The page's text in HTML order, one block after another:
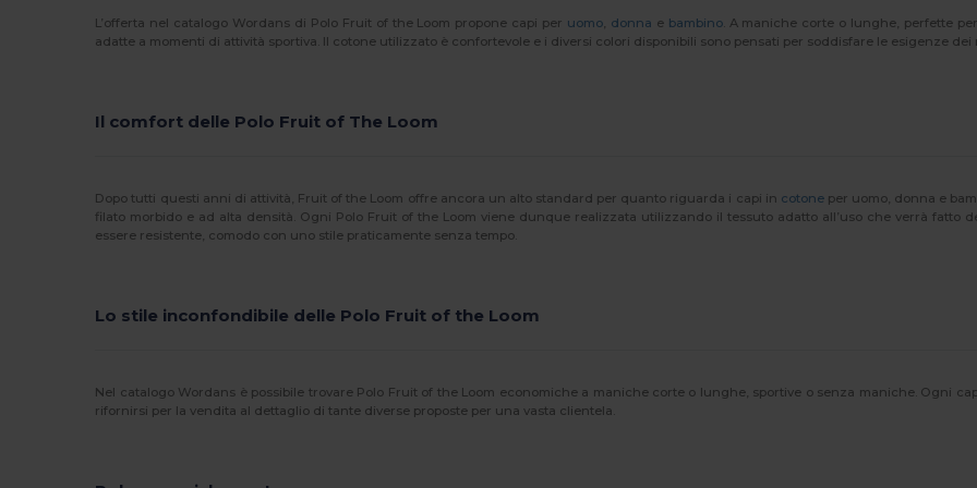
L’offerta nel catalogo Wordans di Polo Fruit of the Loom propone capi per uomo donna e bambino. A maniche corte o lunghe, perfette
adatte a momenti di attività sportiva. Il cotone utilizzato è confortevole e i diversi colori disponibili sono pensati per soddisfare le esigenze
Il comfort delle Polo Fruit of The Loom
Dopo tutti questi anni di attività, Fruit of the Loom offre ancora un alto standard per quanto riguarda i capi in cotoneper uomo, donna e
filato morbido e ad alta densità. Ogni Polo Fruit of the Loom viene dunque realizzata utilizzando il tessuto adatto all’uso che verrà fatto
essere resistente, comodo con uno stile praticamente senza tempo.
Lo stile inconfondibile delle Polo Fruit of the Loom
Nel catalogo Wordans è possibile trovare Polo Fruit of the Loom economiche a maniche corte o lunghe, sportive o senza maniche. Ogni
rifornirsi per la vendita al dettaglio di tante diverse proposte per una vasta clientela.